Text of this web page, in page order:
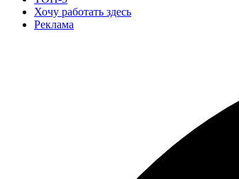
Хочу работать здесь
Реклама